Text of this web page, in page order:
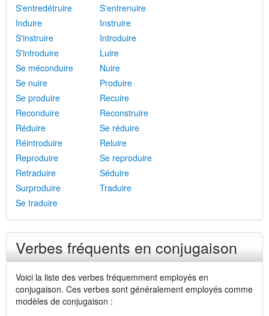
S'entredétruire
S'entrenuire
Induire
Instruire
S'instruire
Introduire
S'introduire
Luire
Se méconduire
Nuire
Se nuire
Produire
Se produire
Recuire
Reconduire
Reconstruire
Réduire
Se réduire
Réintroduire
Reluire
Reproduire
Se reproduire
Retraduire
Séduire
Surproduire
Traduire
Se traduire
Verbes fréquents en conjugaison
Voici la liste des verbes fréquemment employés en
conjugaison. Ces verbes sont généralement employés comme
modèles de conjugaison :